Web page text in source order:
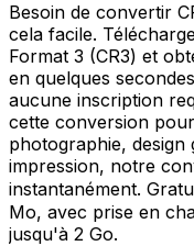
Besoin de convertir
cela facile.
Format 3 (CR3) et
en quelques
aucune inscription
cette conversion
photographie,
impression, notre
instantanément.
Mo, avec prise en
jusqu'à 2 Go.